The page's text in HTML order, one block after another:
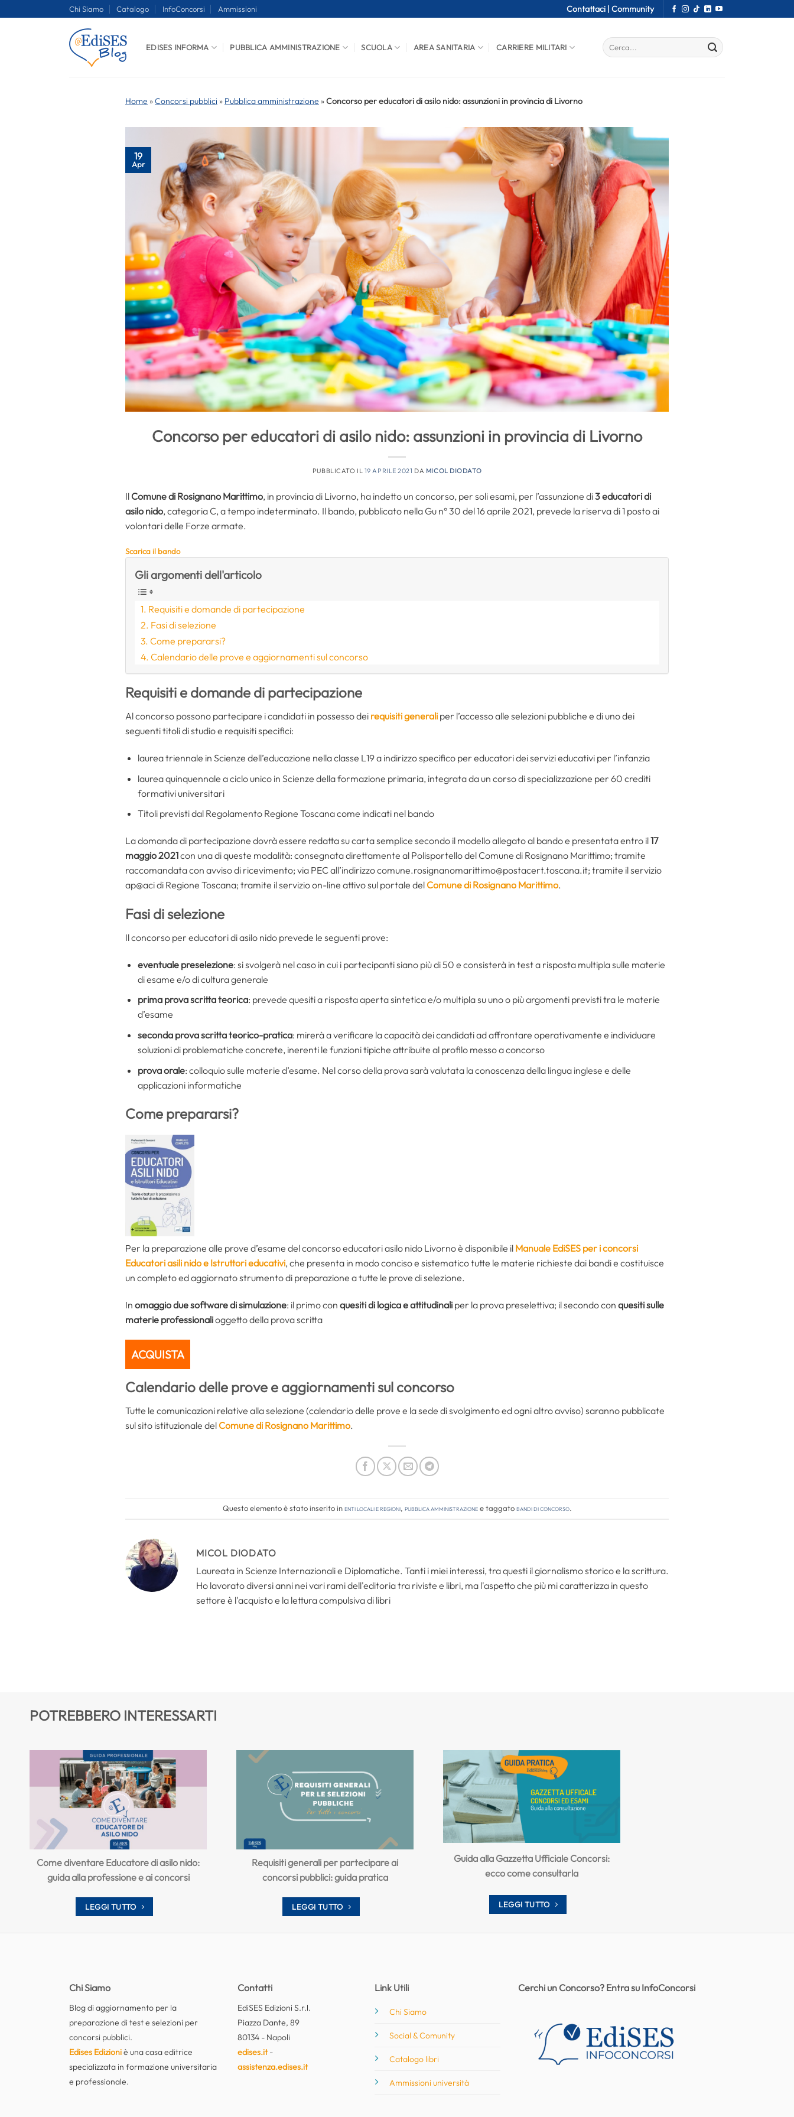
Chi Siamo Catalogo InfoConcorsi Ammissioni Contattaci | Community
EDISES INFORMA PUBBLICA AMMINISTRAZIONE SCUOLA AREA SANITARIA CARRIERE MILITARI
Home »Concorsi pubblici » Pubblica amministrazione »Concorso per educatori di asilo nido: assunzioni in provincia di Livorno
19
Apr
Concorso per educatori di asilo nido: assunzioni in provincia di Livorno
PUBBLICATO IL 19 APRILE 2021 DA MICOL DIODATO
Il Comune di Rosignano Marittimo, in provincia di Livorno, ha indetto un concorso, per soli esami, per l’assunzione di3 educatori di
asilo nido, categoria C, a tempo indeterminato. Il bando, pubblicato nella Gu n° 30 del 16 aprile 2021, prevede la riserva di 1 posto ai
volontari delle Forze armate.
Scarica il bando
Gli argomenti dell'articolo
Requisiti e domande di partecipazione
Fasi di selezione
Come prepararsi?
Calendario delle prove e aggiornamenti sul concorso
Requisiti e domande di partecipazione
Al concorso possono partecipare i candidati in possesso dei requisiti generali per l’accesso alle selezioni pubbliche e di uno dei
seguenti titoli di studio e requisiti specifici:
laurea triennale in Scienze dell’educazione nella classe L19 a indirizzo specifico per educatori dei servizi educativi per l’infanzia
laurea quinquennale a ciclo unico in Scienze della formazione primaria, integrata da un corso di specializzazione per 60 crediti
formativi universitari
Titoli previsti dal Regolamento Regione Toscana come indicati nel bando
La domanda di partecipazione dovrà essere redatta su carta semplice secondo il modello allegato al bando e presentata entro il17
maggio 2021con una di queste modalità: consegnata direttamente al Polisportello del Comune di Rosignano Marittimo; tramite
raccomandata con avviso di ricevimento; via PEC all’indirizzo comune.rosignanomarittimo@postacert.toscana.it; tramite il servizio
ap@aci di Regione Toscana; tramite il servizio on-line attivo sul portale delComune di Rosignano Marittimo.
Fasi di selezione
Il concorso per educatori di asilo nido prevede le seguenti prove:
eventuale preselezione: si svolgerà nel caso in cui i partecipanti siano più di 50 e consisterà in test a risposta multipla sulle materie
di esame e/o di cultura generale
prima prova scritta teorica: prevede quesiti a risposta aperta sintetica e/o multipla su uno o più argomenti previsti tra le materie
d’esame
seconda prova scritta teorico-pratica: mirerà a verificare la capacità dei candidati ad affrontare operativamente e individuare
soluzioni di problematiche concrete, inerenti le funzioni tipiche attribuite al profilo messo a concorso
prova orale: colloquio sulle materie d’esame. Nel corso della prova sarà valutata la conoscenza della lingua inglese e delle
applicazioni informatiche
Come prepararsi?
Per la preparazione alle prove d’esame del concorso educatori asilo nido Livorno è disponibile il Manuale EdiSES per i concorsi
Educatori asili nido e Istruttori educativi, che presenta in modo conciso e sistematico tutte le materie richieste dai bandi e costituisce
un completo ed aggiornato strumento di preparazione a tutte le prove di selezione.
In omaggiodue software di simulazione: il primo con quesiti di logica e attitudinali per la prova preselettiva; il secondo con quesiti sulle
materie professionalioggetto della prova scritta
ACQUISTA
Calendario delle prove e aggiornamenti sul concorso
Tutte le comunicazioni relative alla selezione (calendario delle prove e la sede di svolgimento ed ogni altro avviso) saranno pubblicate
sul sito istituzionale delComune di Rosignano Marittimo.
Questo elemento è stato inserito inEnti locali e regioni, Pubblica amministrazionee taggatobandi di concorso.
MICOL DIODATO
Laureata in Scienze Internazionali e Diplomatiche. Tanti i miei interessi, tra questi il giornalismo storico e la scrittura.
Ho lavorato diversi anni nei vari rami dell'editoria tra riviste e libri, ma l'aspetto che più mi caratterizza in questo
settore è l'acquisto e la lettura compulsiva di libri
POTREBBERO INTERESSARTI
Come diventare Educatore di asilo nido:
guida alla professione e ai concorsi
LEGGI TUTTO
Requisiti generali per partecipare ai
concorsi pubblici: guida pratica
LEGGI TUTTO
Guida alla Gazzetta Ufficiale Concorsi:
ecco come consultarla
LEGGI TUTTO
Chi Siamo
Blog di aggiornamento per la
preparazione di test e selezioni per
concorsi pubblici.
Edises Edizioniè una casa editrice
specializzata in formazione universitaria
e professionale.
Contatti
EdiSES Edizioni S.r.l.
Piazza Dante, 89
80134 - Napoli
edises.it-
assistenza.edises.it
Link Utili
Chi Siamo
Social & Comunity
Catalogo libri
Ammissioni università
Cerchi un Concorso? Entra su InfoConcorsi